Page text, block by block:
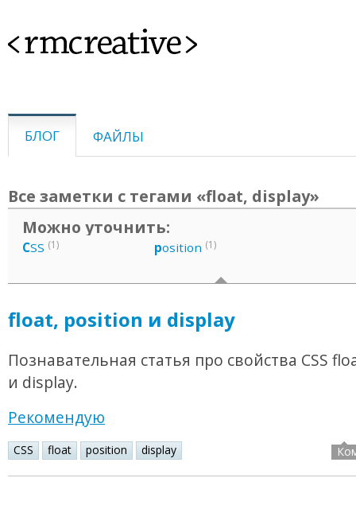
<rmcreative>
БЛОГ ФАЙЛЫ
Все заметки с тегами «float, display»
Можно уточнить:
CSS (1) position (1)
float, position и display
Познавательная статья про свойства CSS
и display.
Рекомендую
CSS float position display